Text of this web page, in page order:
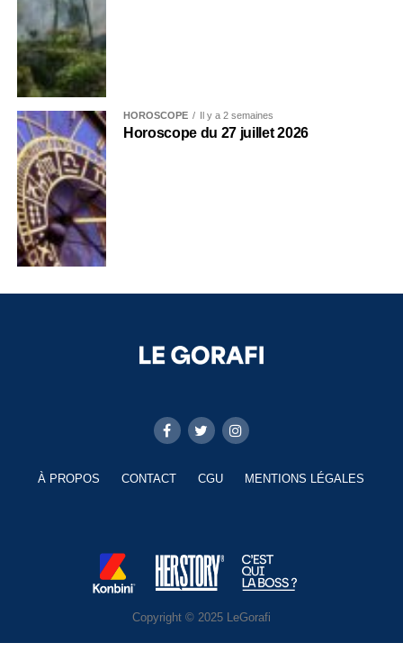
HOROSCOPE Il y a 2 semaines
Horoscope du 27 juillet 2026
À PROPOS CONTACT CGU MENTIONS LÉGALES
Copyright © 2025 LeGorafi